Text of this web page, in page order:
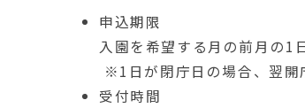
申込期限
入園を希望する月の前月の1
※1日が閉庁日の場合、翌開
受付時間